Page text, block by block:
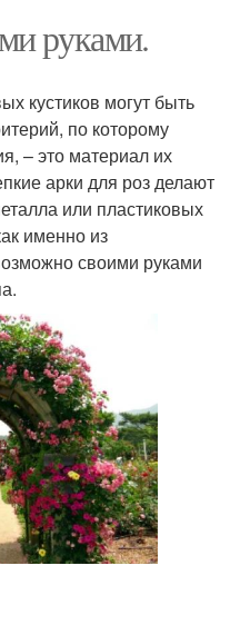
руками.
кустиков могут быть
по которому
– это материал их
арки для роз делают
или пластиковых
именно из
своими руками